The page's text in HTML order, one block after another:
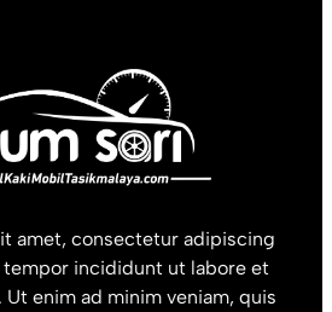
amet, consectetur adipiscing
incididunt ut labore et
enim ad minim veniam, quis